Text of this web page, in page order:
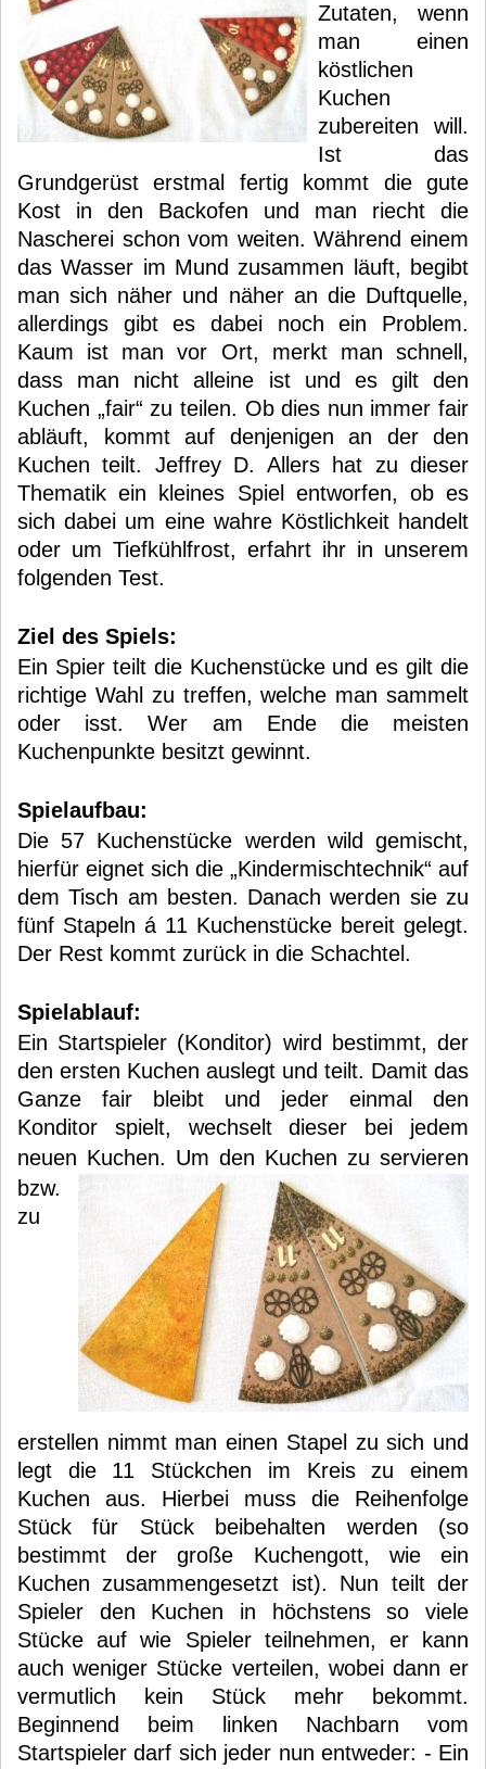
Zutaten, wenn
man einen
köstlichen
Kuchen
zubereiten will.
Ist das
Grundgerüst erstmal fertig kommt die gute
Kost in den Backofen und man riecht die
Nascherei schon vom weiten. Während einem
das Wasser im Mund zusammen läuft, begibt
man sich näher und näher an die Duftquelle,
allerdings gibt es dabei noch ein Problem.
Kaum ist man vor Ort, merkt man schnell,
dass man nicht alleine ist und es gilt den
Kuchen „fair“ zu teilen. Ob dies nun immer fair
abläuft, kommt auf denjenigen an der den
Kuchen teilt. Jeffrey D. Allers hat zu dieser
Thematik ein kleines Spiel entworfen, ob es
sich dabei um eine wahre Köstlichkeit handelt
oder um Tiefkühlfrost, erfahrt ihr in unserem
folgenden Test.
Ziel des Spiels:
Ein Spier teilt die Kuchenstücke und es gilt die
richtige Wahl zu treffen, welche man sammelt
oder isst. Wer am Ende die meisten
Kuchenpunkte besitzt gewinnt.
Spielaufbau:
Die 57 Kuchenstücke werden wild gemischt,
hierfür eignet sich die „Kindermischtechnik“ auf
dem Tisch am besten. Danach werden sie zu
fünf Stapeln á 11 Kuchenstücke bereit gelegt.
Der Rest kommt zurück in die Schachtel.
Spielablauf:
Ein Startspieler (Konditor) wird bestimmt, der
den ersten Kuchen auslegt und teilt. Damit das
Ganze fair bleibt und jeder einmal den
Konditor spielt, wechselt dieser bei jedem
neuen Kuchen. Um den Kuchen zu servieren
bzw.
zu
erstellen nimmt man einen Stapel zu sich und
legt die 11 Stückchen im Kreis zu einem
Kuchen aus. Hierbei muss die Reihenfolge
Stück für Stück beibehalten werden (so
bestimmt der große Kuchengott, wie ein
Kuchen zusammengesetzt ist). Nun teilt der
Spieler den Kuchen in höchstens so viele
Stücke auf wie Spieler teilnehmen, er kann
auch weniger Stücke verteilen, wobei dann er
vermutlich kein Stück mehr bekommt.
Beginnend beim linken Nachbarn vom
Startspieler darf sich jeder nun entweder: - Ein